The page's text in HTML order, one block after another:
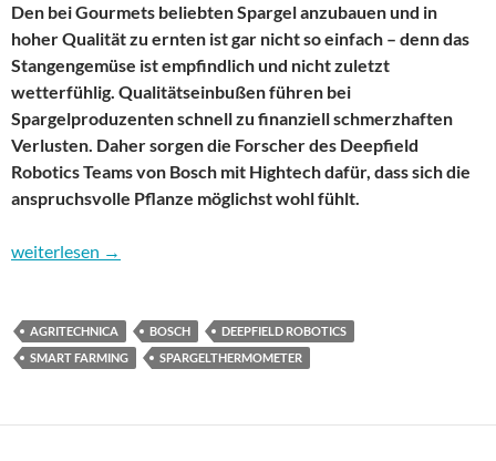
Den bei Gourmets beliebten Spargel anzubauen und in
hoher Qualität zu ernten ist gar nicht so einfach – denn das
Stangengemüse ist empfindlich und nicht zuletzt
wetterfühlig. Qualitätseinbußen führen bei
Spargelproduzenten schnell zu finanziell schmerzhaften
Verlusten. Daher sorgen die Forscher des Deepfield
Robotics Teams von Bosch mit Hightech dafür, dass sich die
anspruchsvolle Pflanze möglichst wohl fühlt.
Hightech für wetterfühligen Spargel – das Spargelthermometer
weiterlesen →
AGRITECHNICA BOSCH
DEEPFIELD ROBOTICS
SMART FARMING
SPARGELTHERMOMETER